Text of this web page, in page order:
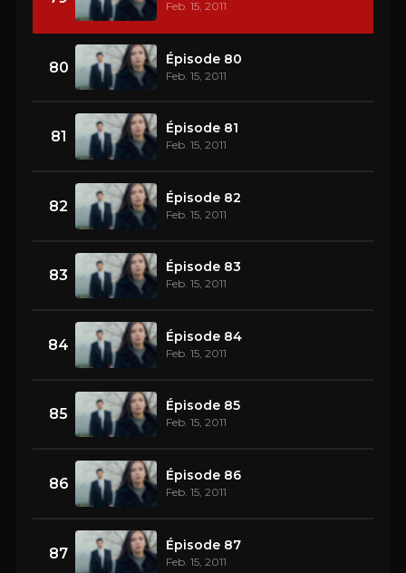
Feb. 15, 2011
80 Épisode 80
Feb. 15, 2011
81 Épisode 81
Feb. 15, 2011
82 Épisode 82
Feb. 15, 2011
83 Épisode 83
Feb. 15, 2011
84 Épisode 84
Feb. 15, 2011
85 Épisode 85
Feb. 15, 2011
86 Épisode 86
Feb. 15, 2011
87 Épisode 87
Feb. 15, 2011